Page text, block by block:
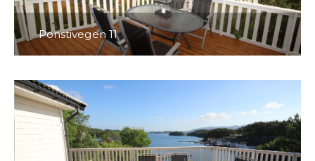
Ponstivegen 11